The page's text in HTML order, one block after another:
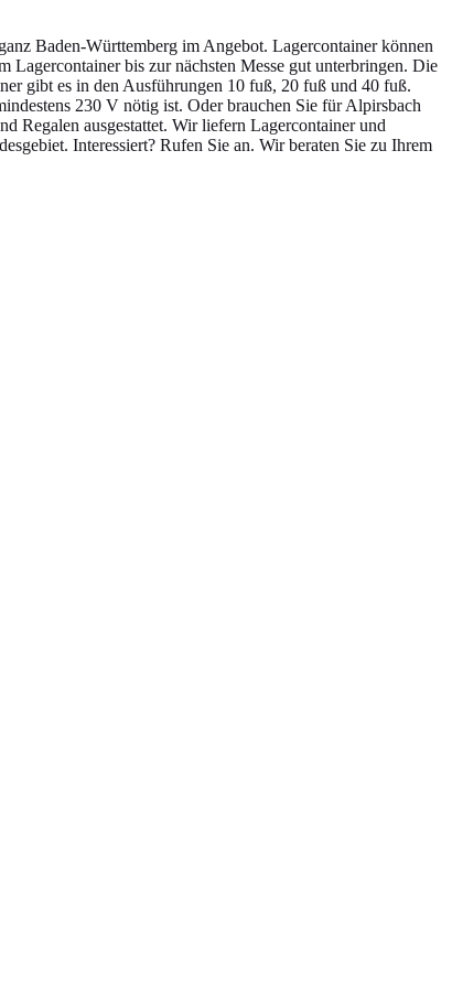
Baden-Württemberg im Angebot. Lagercontainer können
Lagercontainer bis zur nächsten Messe gut unterbringen. Die
gibt es in den Ausführungen 10 fuß, 20 fuß und 40 fuß.
230 V nötig ist. Oder brauchen Sie für Alpirsbach
Regalen ausgestattet. Wir liefern Lagercontainer und
Interessiert? Rufen Sie an. Wir beraten Sie zu Ihrem